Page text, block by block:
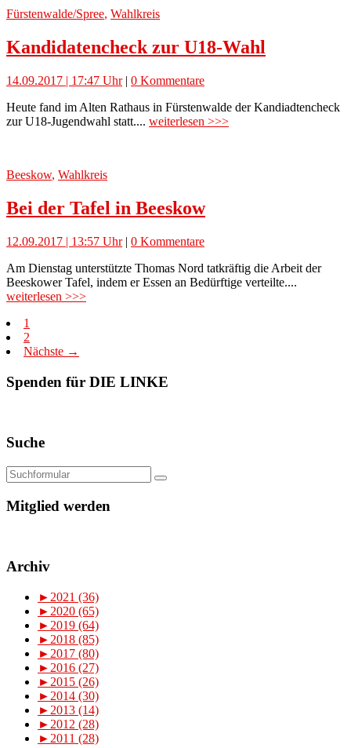
Fürstenwalde/Spree, Wahlkreis
Kandidatencheck zur U18-Wahl
14.09.2017 | 17:47 Uhr| 0 Kommentare
Heute fand im Alten Rathaus in Fürstenwalde der Kandiadtencheck
zur U18-Jugendwahl statt.... weiterlesen >>>
Beeskow, Wahlkreis
Bei der Tafel in Beeskow
12.09.2017 | 13:57 Uhr| 0 Kommentare
Am Dienstag unterstützte Thomas Nord tatkräftig die Arbeit der
Beeskower Tafel, indem er Essen an Bedürftige verteilte....
weiterlesen >>>
1
2
Nächste →
Spenden für DIE LINKE
Suche
Mitglied werden
Archiv
► 2021 (36)
► 2020 (65)
► 2019 (64)
► 2018 (85)
► 2017 (80)
► 2016 (27)
► 2015 (26)
► 2014 (30)
► 2013 (14)
► 2012 (28)
► 2011 (28)